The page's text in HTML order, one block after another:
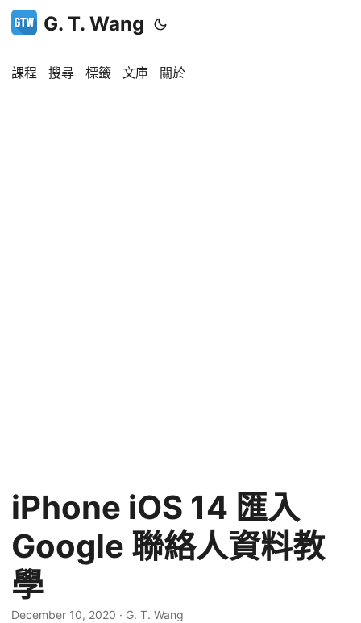
G. T. Wang
課程 搜尋 標籤 文庫 關於
iPhone iOS 14 匯入
Google 聯絡人資料教
學
December 10, 2020 · G. T. Wang